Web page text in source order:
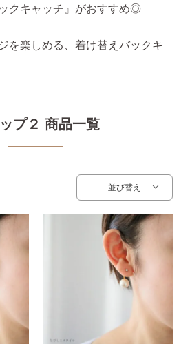
片耳ピアス
の商品を見る
クキャッチ』がおすすめ◎
を楽しめる、着け替えバックキ
プ２ 商品一覧
並び替え